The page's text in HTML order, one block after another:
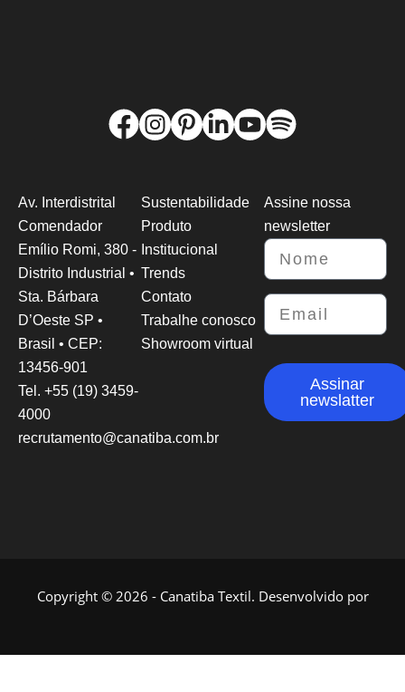
Av. Interdistrital
Comendador
Emílio Romi, 380 -
Distrito Industrial •
Sta. Bárbara
D’Oeste SP •
Brasil • CEP:
13456-901
Tel. +55 (19) 3459-
4000
recrutamento@canatiba.com.br
Sustentabilidade
Produto
Institucional
Trends
Contato
Trabalhe conosco
Showroom virtual
Assine nossa
newsletter
Assinar
newslatter
Copyright © 2026 - Canatiba Textil. Desenvolvido por